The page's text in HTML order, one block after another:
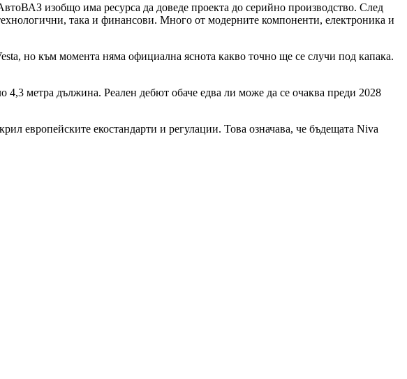
изобщо има ресурса да доведе проекта до серийно производство. След
така и финансови. Много от модерните компоненти, електроника и
но към момента няма официална яснота какво точно ще се случи под капака.
4,3 метра дължина. Реален дебют обаче едва ли може да се очаква преди 2028
европейските екостандарти и регулации. Това означава, че бъдещата Niva